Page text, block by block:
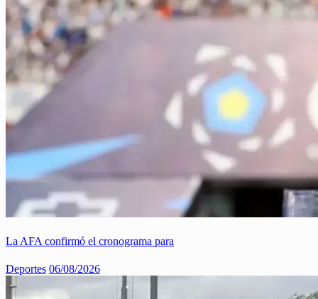
La AFA confirmó el cronograma para
Deportes 06/08/2026